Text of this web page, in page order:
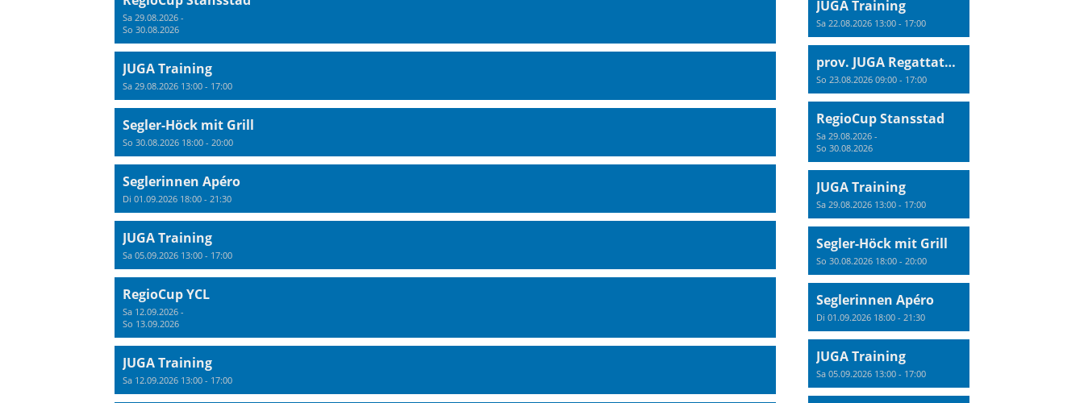
Sa 29.08.2026 -
So 30.08.2026
JUGA Training
Sa 29.08.2026 13:00 - 17:00
Segler-Höck mit Grill
So 30.08.2026 18:00 - 20:00
Seglerinnen Apéro
Di 01.09.2026 18:00 - 21:30
JUGA Training
Sa 05.09.2026 13:00 - 17:00
RegioCup YCL
Sa 12.09.2026 -
So 13.09.2026
JUGA Training
Sa 12.09.2026 13:00 - 17:00
JUGA Training
Sa 22.08.2026 13:00 - 17:00
prov. JUGA Regattatraining
So 23.08.2026 09:00 - 17:00
RegioCup Stansstad
Sa 29.08.2026 -
So 30.08.2026
JUGA Training
Sa 29.08.2026 13:00 - 17:00
Segler-Höck mit Grill
So 30.08.2026 18:00 - 20:00
Seglerinnen Apéro
Di 01.09.2026 18:00 - 21:30
JUGA Training
Sa 05.09.2026 13:00 - 17:00